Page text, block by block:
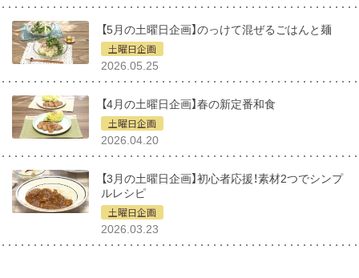
【5月の土曜日企画】のっけて混ぜるごはんと麺
土曜日企画
2026.05.25
【4月の土曜日企画】春の新定番和食
土曜日企画
2026.04.20
【3月の土曜日企画】初心者応援！素材2つでシンプ
ルレシピ
土曜日企画
2026.03.23